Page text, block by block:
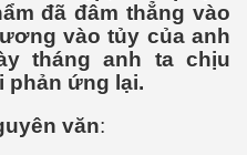
đã đâm thẳng vào
vào tủy của anh
tháng anh ta chịu
phản ứng lại.
văn: